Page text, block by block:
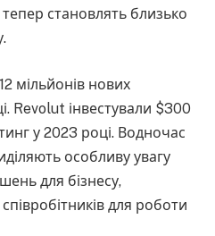
тепер становлять близько
мільйонів нових
Revolut інвестували $300
у 2023 році. Водночас
особливу увагу
для бізнесу,
для роботи